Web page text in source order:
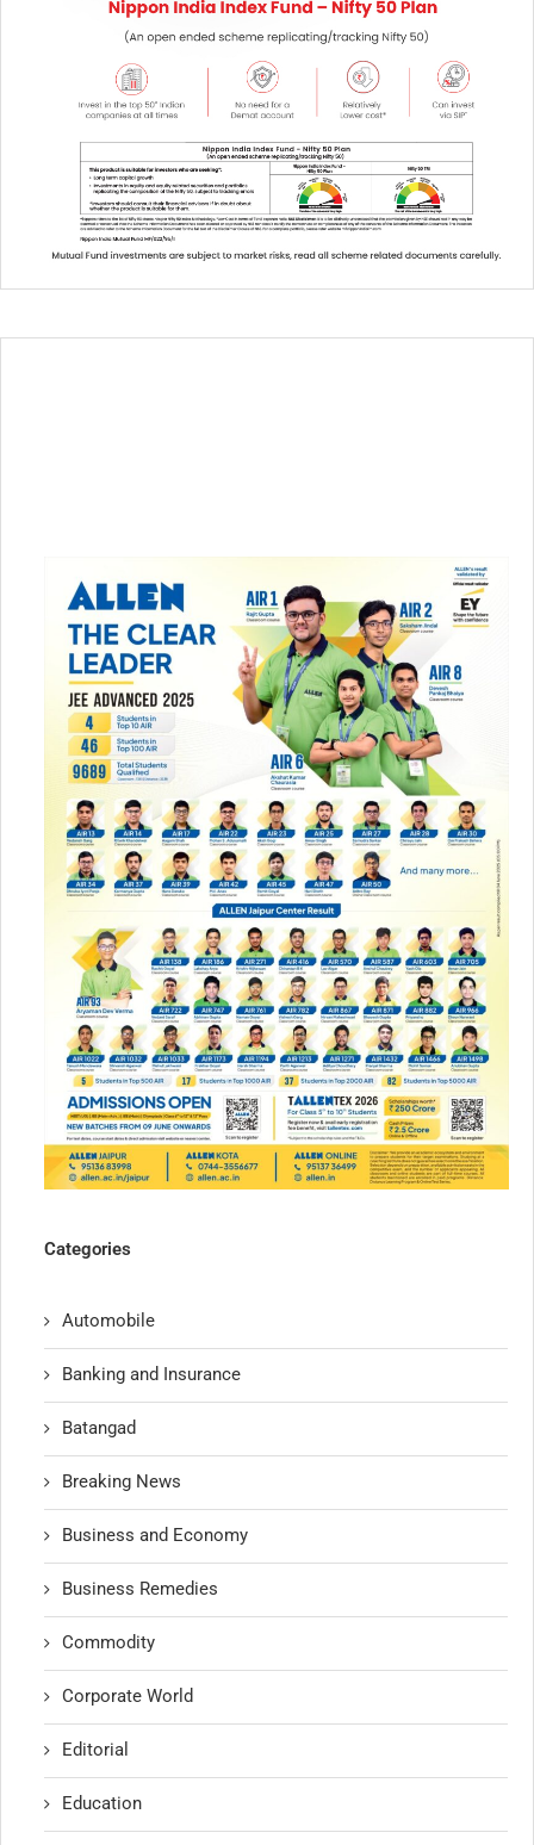
Categories
Automobile
Banking and Insurance
Batangad
Breaking News
Business and Economy
Business Remedies
Commodity
Corporate World
Editorial
Education